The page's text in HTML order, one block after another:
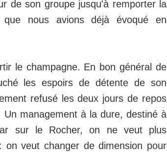
de son groupe jusqu'à remporter la
que nous avions déjà évoqué en
le champagne. En bon général de
les espoirs de détente de son
refusé les deux jours de repos
management à la dure, destiné à
sur le Rocher, on ne veut plus
on veut changer de dimension pour